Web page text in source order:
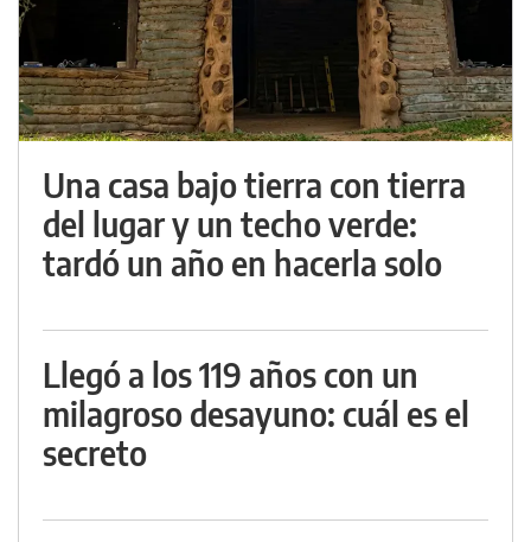
Una casa bajo tierra con tierra
del lugar y un techo verde:
tardó un año en hacerla solo
Llegó a los 119 años con un
milagroso desayuno: cuál es el
secreto